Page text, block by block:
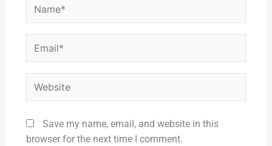
Save my name, email, and website in this
browser for the next time I comment.